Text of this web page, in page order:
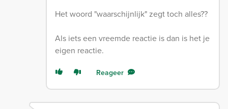
Het woord "waarschijnlijk" zegt toch alles??
Als iets een vreemde reactie is dan is het je
eigen reactie.
Reageer